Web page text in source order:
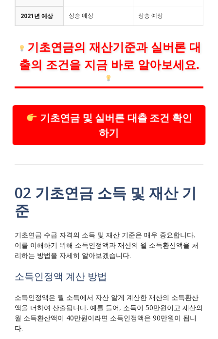
2021년 예상 상승 예상 상승 예상
기초연금의 재산기준과 실버론 대
출의 조건을 지금 바로 알아보세요.
기초연금 및 실버론 대출 조건 확인
하기
02 기초연금 소득 및 재산 기
준
기초연금 수급 자격의 소득 및 재산 기준은 매우 중요합니다.
이를 이해하기 위해 소득인정액과 재산의 월 소득환산액을 처
리하는 방법을 자세히 알아보겠습니다.
소득인정액 계산 방법
소득인정액은 월 소득에서 자산 알게 계산한 재산의 소득환산
액을 더하여 산출됩니다. 예를 들어, 소득이 50만원이고 재산의
월 소득환산액이 40만원이라면 소득인정액은 90만원이 됩니
다.